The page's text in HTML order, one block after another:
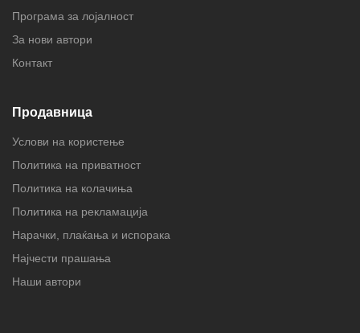
Програма за лојалност
За нови автори
Контакт
Продавница
Услови на користење
Политика на приватност
Политика на колачиња
Политика на рекламација
Нарачки, плаќања и испорака
Најчести прашања
Наши автори